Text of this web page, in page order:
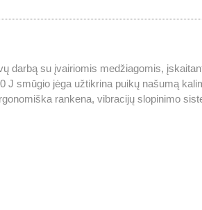
darbą su įvairiomis medžiagomis,
J smūgio jėga užtikrina puikų našumą
rankena, vibracijų slopinimo